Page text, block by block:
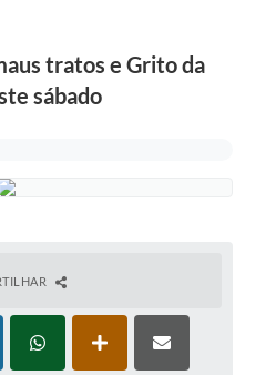
tratos e Grito da
sábado